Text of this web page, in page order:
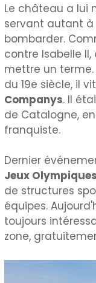
Le château a lui
servant autant à
bombarder.
contre Isabelle
mettre un terme.
du 19e siècle, il
Companys. Il
de Catalogne,
franquiste.
Dernier
Jeux
de structures
équipes.
toujours
zone,